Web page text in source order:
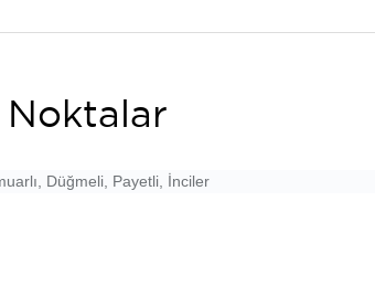
Noktalar
Düğmeli, Payetli, İnciler